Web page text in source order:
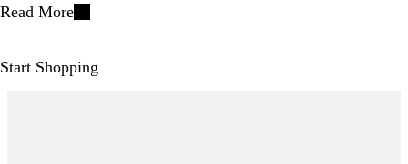
Read More
Start Shopping